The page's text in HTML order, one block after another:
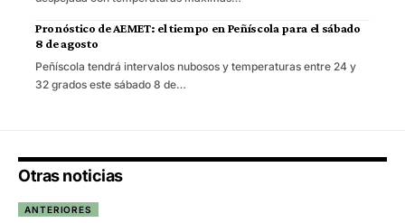
Pronóstico de AEMET: el tiempo en Peñíscola para el sábado
8 de agosto
Peñíscola tendrá intervalos nubosos y temperaturas entre 24 y
32 grados este sábado 8 de…
Otras noticias
ANTERIORES